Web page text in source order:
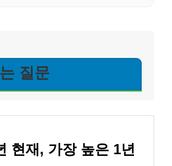
질문
현재, 가장 높은 1년